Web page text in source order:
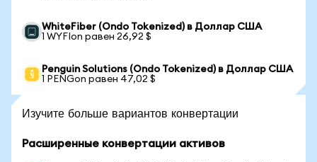
WhiteFiber (Ondo Tokenized) в Доллар США
1 WYFIon равен 26,92 $
Penguin Solutions (Ondo Tokenized) в Доллар США
1 PENGon равен 47,02 $
Изучите больше вариантов конвертации
Расширенные конвертации активов